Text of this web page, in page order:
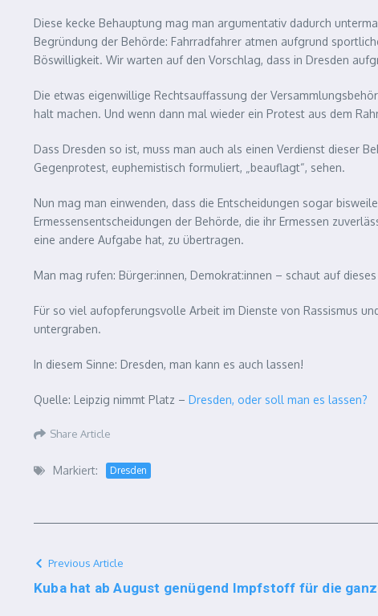
Diese kecke Behauptung mag man argumentativ dadurch
Begründung der Behörde: Fahrradfahrer atmen aufgrund
Böswilligkeit. Wir warten auf den Vorschlag, dass in Dresden
Die etwas eigenwillige Rechtsauffassung der
halt machen. Und wenn dann mal wieder ein Protest aus dem
Dass Dresden so ist, muss man auch als einen Verdienst dieser
Gegenprotest, euphemistisch formuliert, „beauflagt“, sehen.
Nun mag man einwenden, dass die Entscheidungen sogar
Ermessensentscheidungen der Behörde, die ihr Ermessen
eine andere Aufgabe hat, zu übertragen.
Man mag rufen: Bürger:innen, Demokrat:innen – schaut auf
Für so viel aufopferungsvolle Arbeit im Dienste von Rassismus
untergraben.
In diesem Sinne: Dresden, man kann es auch lassen!
Quelle: Leipzig nimmt Platz – Dresden, oder soll man es lassen?
Share Article
Markiert: Dresden
Previous Article
Kuba hat ab August genügend Impfstoff für die